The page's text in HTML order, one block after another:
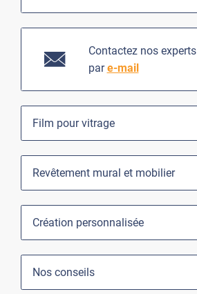
Contactez nos experts
pare-mail
Film pour vitrage
Revêtement mural et mobilier
Création personnalisée
Nos conseils